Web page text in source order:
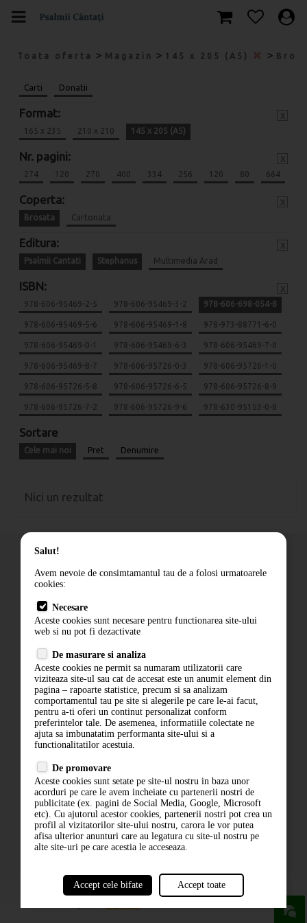
Toata oferta > Magazin > 145 x 205 (A5) >
Carti Donatii
Format:
165 x 235 210 x 210 145 x 205 (A5)
Nr. pagini:
274 120 270 400 334 256 120 80 664
Coperta:
Brosata Cartonata
Editura:
Psalmii Cantati Stephanus Multimedia Arad
ISBN:
978-606-95469-2-5 978-606-95469-3-2 978-606-698-054-8
978-606-95469-5-6 978-606-95469-1-8 978-973-88771-6-0
978-606-95469-0-1 978-606-95469-6-3 978-606-95469-7-0
978-606-95469-8-7 978-606-95726-0-3 978-606-95726-1-0
978-606-95726-5-8 978-606-95726-6-5 978-606-95726-8-9
978-606-95726-7-2 978-606-95726-9-6 978-630-95153-0-8
Sortare
Cele mai noi Pret Denumire
Nici un rezultat
Cum comand
Livrare
Contact
Politica de confidentialitate
ANPC
ABONARE LA NEWSLETTER
ABONARE
Salut!
Avem nevoie de consimtamantul tau de a folosi urmatoarele
cookies:
Necesare
Aceste cookies sunt necesare pentru functionarea site-ului
web si nu pot fi dezactivate
De masurare si analiza
Aceste cookies ne permit sa numaram utilizatorii care
viziteaza site-ul sau cat de accesat este un anumit element din
pagina – rapoarte statistice, precum si sa analizam
comportamentul tau pe site si alegerile pe care le-ai facut,
pentru a-ti oferi un continut personalizat conform
preferintelor tale. De asemenea, informatiile colectate ne
ajuta sa imbunatatim performanta site-ului si a
functionalitatilor acestuia.
De promovare
Aceste cookies sunt setate pe site-ul nostru in baza unor
acorduri pe care le avem incheiate cu partenerii nostri de
publicitate (ex. pagini de Social Media, Google, Microsoft
etc). Cu ajutorul acestor cookies, partenerii nostri pot crea un
profil al vizitatorilor site-ului nostru, carora le vor putea
afisa ulterior anunturi care au legatura cu site-ul nostru pe
alte site-uri pe care acestia le acceseaza.
Accept cele bifate Accept toate